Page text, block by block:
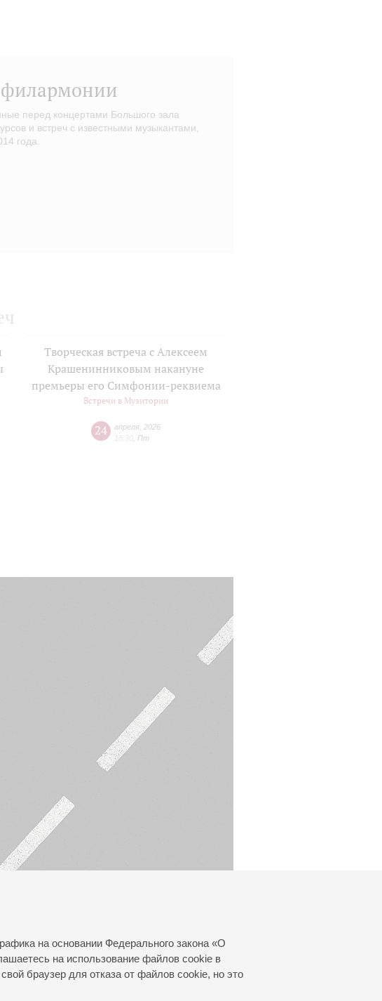
на основании Федерального закона «О
на использование файлов cookie в
браузер для отказа от файлов cookie, но это
перед концертами Большого зала
и встреч с известными музыкантами,
года.
Творческая встреча с Алексеем
Крашенинниковым накануне
премьеры его Симфонии-реквиема
Встречи в Музитории
24 апреля 2026
18:30 Пт